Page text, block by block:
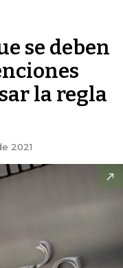
se deben
la regla
2021